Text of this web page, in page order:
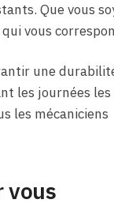
Que vous
vous
une
les journées les
les mécaniciens
vous